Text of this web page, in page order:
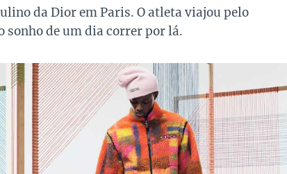
da Dior em Paris. O atleta viajou pelo
sonho de um dia correr por lá.